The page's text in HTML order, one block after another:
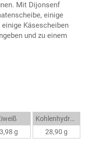
Mit Dijonsenf
einige
Käsescheiben
und zu einem
g
Kohlenhydrate
28,90 g